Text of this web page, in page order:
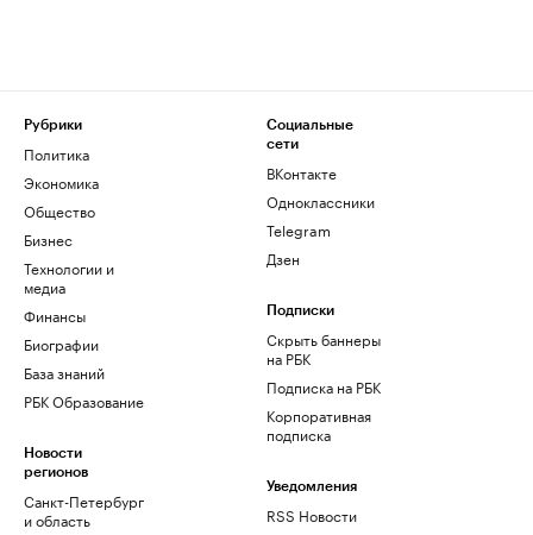
Рубрики
Политика
Экономика
Общество
Бизнес
Технологии и
медиа
Финансы
Биографии
База знаний
РБК Образование
Новости
регионов
Санкт-Петербург
и область
Социальные
сети
ВКонтакте
Одноклассники
Telegram
Дзен
Подписки
Скрыть баннеры
на РБК
Подписка на РБК
Корпоративная
подписка
Уведомления
RSS Новости